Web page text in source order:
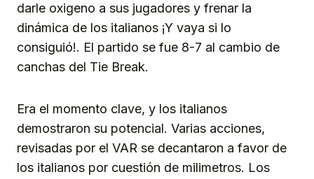
darle oxigeno a sus jugadores y frenar la
dinámica de los italianos ¡Y vaya si lo
consiguió!. El partido se fue 8-7 al cambio de
canchas del Tie Break.
Era el momento clave, y los italianos
demostraron su potencial. Varias acciones,
revisadas por el VAR se decantaron a favor de
los italianos por cuestión de milimetros. Los